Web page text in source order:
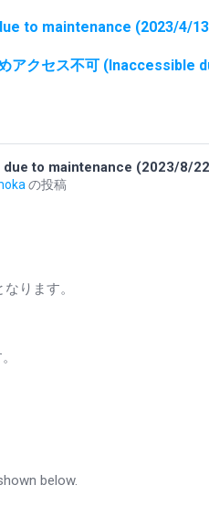
to maintenance (2023/4/
アクセス不可
due to maintenance (2023/8/
の投稿
ります。
below.